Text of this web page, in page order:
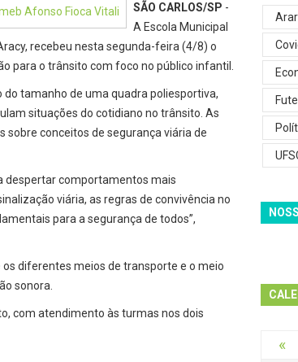
SÃO CARLOS/SP -
A Escola Municipal
recebeu nesta segunda-feira (4/8) o
para o trânsito com foco no público infantil.
tamanho de uma quadra poliesportiva,
situações do cotidiano no trânsito. As
sobre conceitos de segurança viária de
despertar comportamentos mais
viária, as regras de convivência no
para a segurança de todos”,
diferentes meios de transporte e o meio
sonora.
com atendimento às turmas nos dois
«